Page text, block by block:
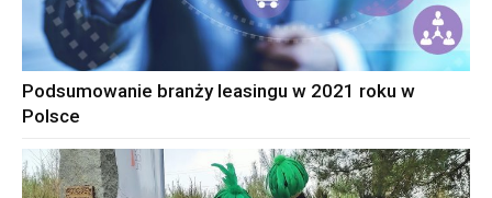
Podsumowanie branży leasingu w 2021 roku w
Polsce